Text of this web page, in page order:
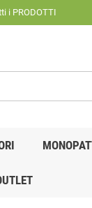
i PRODOTTI